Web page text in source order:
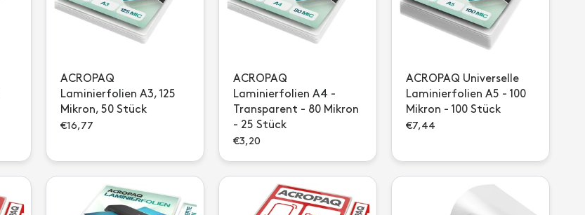
ACROPAQ
Laminierfolien A3, 125
Mikron, 50 Stück
€16,77
ACROPAQ
Laminierfolien A4 -
Transparent - 80 Mikron
- 25 Stück
€3,20
ACROPAQ Universelle
Laminierfolien A5 - 100
Mikron - 100 Stück
€7,44